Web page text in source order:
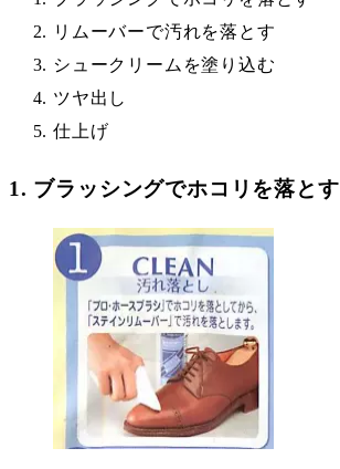
リムーバーで汚れを落とす
シュークリームを塗り込む
ツヤ出し
仕上げ
1. ブラッシングでホコリを落とす